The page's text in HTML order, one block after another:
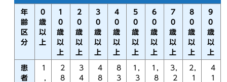
年
齢
区
分
0
歳
以
上
1
0
歳
以
上
2
0
歳
以
上
3
0
歳
以
上
4
0
歳
以
上
5
0
歳
以
上
6
0
歳
以
上
7
0
歳
以
上
8
0
歳
以
上
9
0
歳
以
上
患
者
1
,
2
8
3
4
4
8
8
3
1,
3
1,
8
3,
2
2,
1
4
1